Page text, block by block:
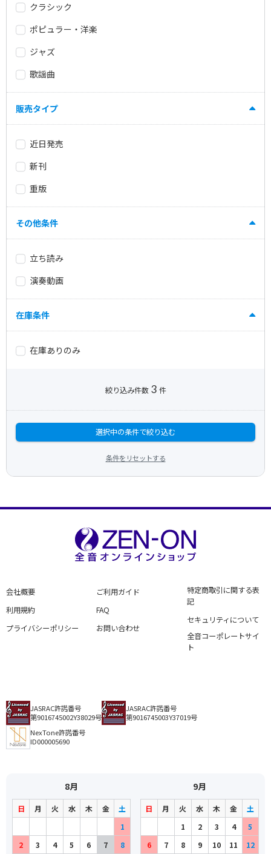
クラシック
ポピュラー・洋楽
ジャズ
歌謡曲
販売タイプ
近日発売
新刊
重版
その他条件
立ち読み
演奏動画
在庫条件
在庫ありのみ
絞り込み件数 3 件
選択中の条件で絞り込む
条件をリセットする
会社概要
利用規約
プライバシーポリシー
ご利用ガイド
FAQ
お問い合わせ
特定商取引に関する表
記
セキュリティについて
全音コーポレートサイ
ト
JASRAC許諾番号
第9016745002Y38029号
JASRAC許諾番号
第9016745003Y37019号
NexTone許諾番号
ID000005690
8月
日 月 火 水 木 金
土
1
2
3 4 5 6 7 8
9月
日 月 火 水 木 金
土
1
2 3 4
5
6
7 8 9 10 11 12